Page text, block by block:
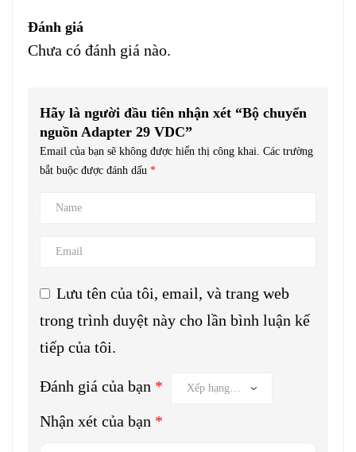
Đánh giá
Chưa có đánh giá nào.
Hãy là người đầu tiên nhận xét “Bộ chuyển
nguồn Adapter 29 VDC”
Email của bạn sẽ không được hiển thị công khai. Các trường
bắt buộc được đánh dấu *
Lưu tên của tôi, email, và trang web
trong trình duyệt này cho lần bình luận kế
tiếp của tôi.
Đánh giá của bạn *
Nhận xét của bạn *